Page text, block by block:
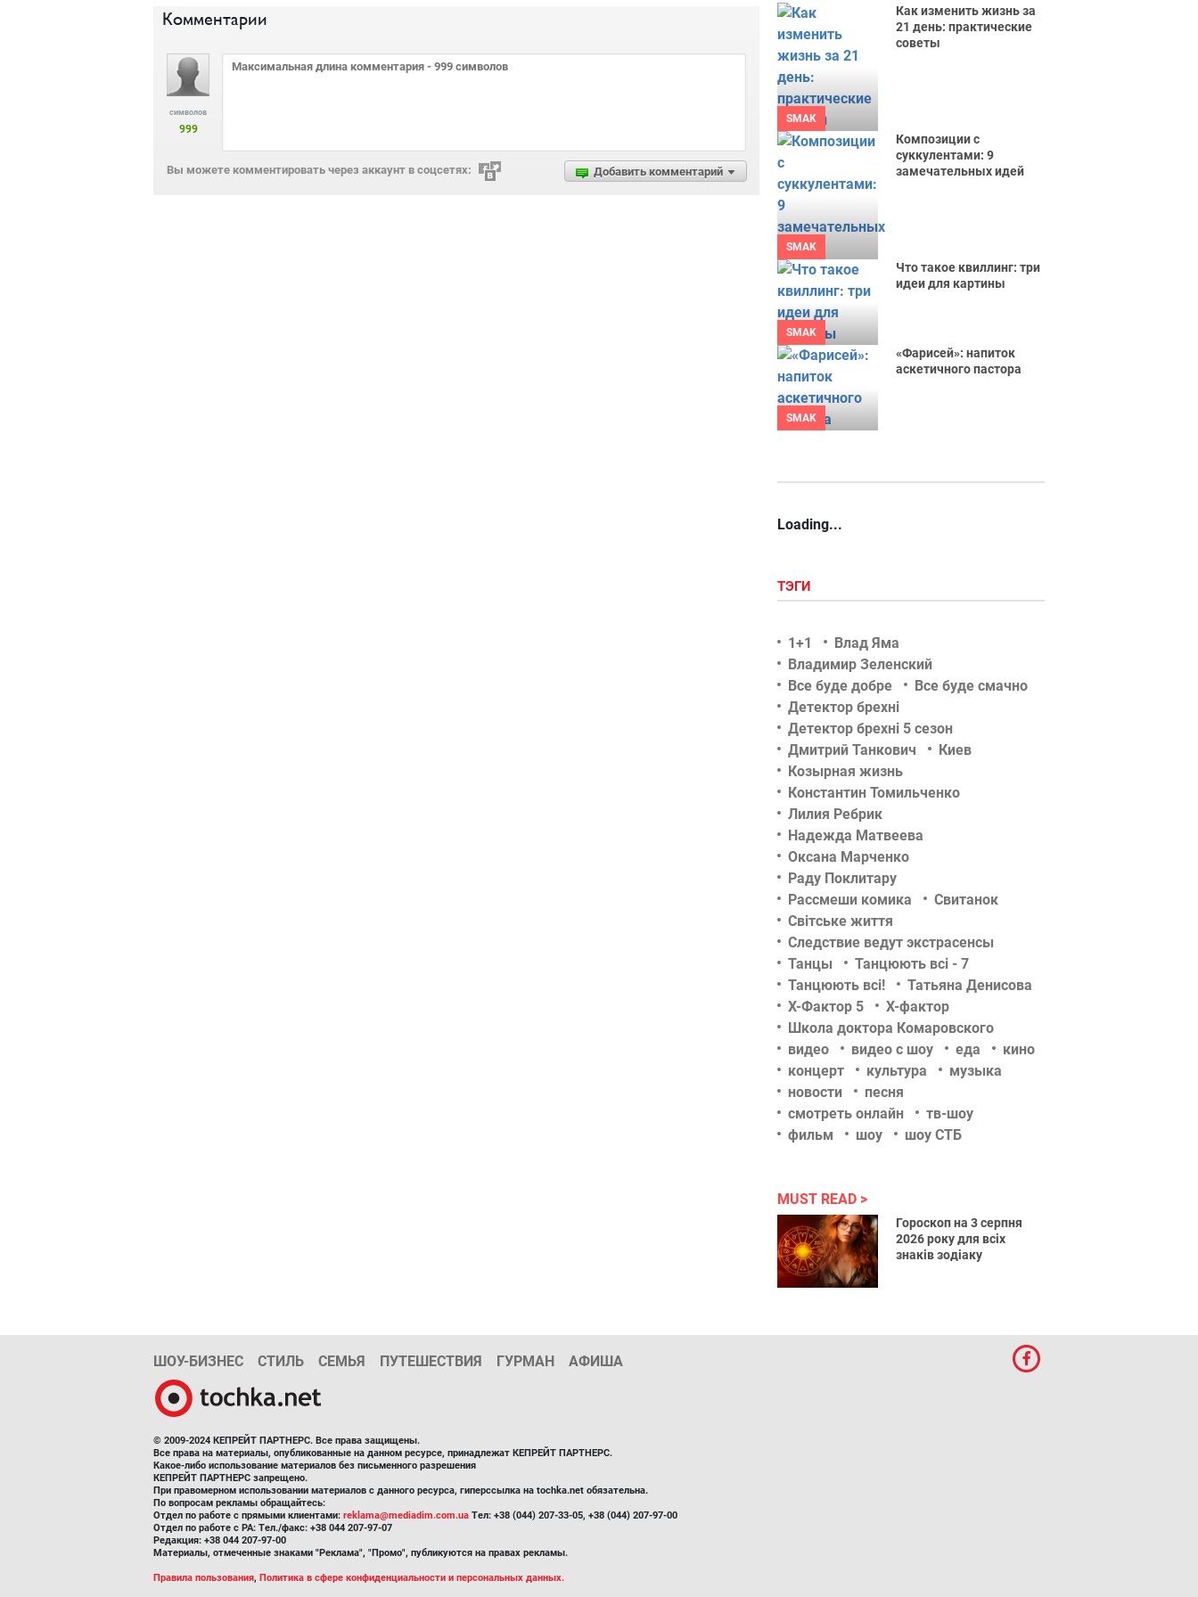
Комментарии
символов
999
Добавить комментарий
Вы можете комментировать через аккаунт в соцсетях:
SMAK
Как изменить жизнь за
21 день: практические
советы
SMAK
Композиции с
суккулентами: 9
замечательных идей
SMAK
Что такое квиллинг: три
идеи для картины
SMAK
«Фарисей»: напиток
аскетичного пастора
Loading...
ТЭГИ
1+1
Влад Яма
Владимир Зеленский
Все буде добре
Все буде смачно
Детектор брехні
Детектор брехні 5 сезон
Дмитрий Танкович
Киев
Козырная жизнь
Константин Томильченко
Лилия Ребрик
Надежда Матвеева
Оксана Марченко
Раду Поклитару
Рассмеши комика
Свитанок
Світське життя
Следствие ведут экстрасенсы
Танцы
Танцюють всі - 7
Танцюють всі!
Татьяна Денисова
Х-Фактор 5
Х-фактор
Школа доктора Комаровского
видео
видео с шоу еда
кино
концерт
культура
музыка
новости
песня
смотреть онлайн
тв-шоу
фильм
шоу шоу СТБ
MUST READ
Гороскоп на 3 серпня
2026 року для всіх
знаків зодіаку
ШОУ-БИЗНЕС СТИЛЬ СЕМЬЯ ПУТЕШЕСТВИЯ ГУРМАН АФИША
© 2009-2024 КЕПРЕЙТ ПАРТНЕРС. Все права защищены.
Все права на материалы, опубликованные на данном ресурсе, принадлежат КЕПРЕЙТ ПАРТНЕРС.
Какое-либо использование материалов без письменного разрешения
КЕПРЕЙТ ПАРТНЕРС запрещено.
При правомерном использовании материалов с данного ресурса, гиперссылка на tochka.net обязательна.
По вопросам рекламы обращайтесь:
Отдел по работе с прямыми клиентами: reklama@mediadim.com.ua Тел: +38 (044) 207-33-05, +38 (044) 207-97-00
Отдел по работе с РА: Тел./факс: +38 044 207-97-07
Редакция: +38 044 207-97-00
Материалы, отмеченные знаками "Реклама", "Промо", публикуются на правах рекламы.
Правила пользования, Политика в сфере конфиденциальности и персональных данных.